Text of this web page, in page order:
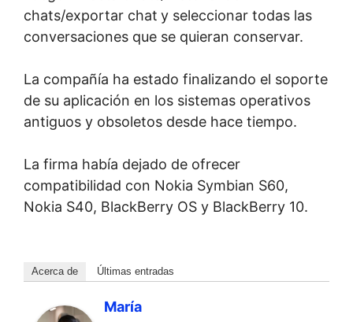
chats/exportar chat y seleccionar todas las
conversaciones que se quieran conservar.
La compañía ha estado finalizando el soporte
de su aplicación en los sistemas operativos
antiguos y obsoletos desde hace tiempo.
La firma había dejado de ofrecer
compatibilidad con Nokia Symbian S60,
Nokia S40, BlackBerry OS y BlackBerry 10.
Acerca de Últimas entradas
María